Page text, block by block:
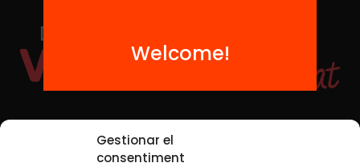
Gestionar el
consentiment
Social Media
Welcome!